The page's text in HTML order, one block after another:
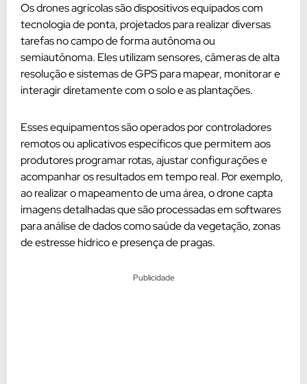
Os drones agrícolas são dispositivos equipados com
tecnologia de ponta, projetados para realizar diversas
tarefas no campo de forma autônoma ou
semiautônoma. Eles utilizam sensores, câmeras de alta
resolução e sistemas de GPS para mapear, monitorar e
interagir diretamente com o solo e as plantações.
Esses equipamentos são operados por controladores
remotos ou aplicativos específicos que permitem aos
produtores programar rotas, ajustar configurações e
acompanhar os resultados em tempo real. Por exemplo,
ao realizar o mapeamento de uma área, o drone capta
imagens detalhadas que são processadas em softwares
para análise de dados como saúde da vegetação, zonas
de estresse hídrico e presença de pragas.
Publicidade